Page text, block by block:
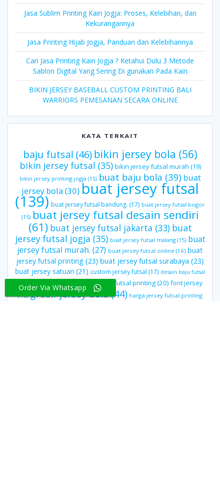
Jasa Sublim Printing Kain Jogja: Proses, Kelebihan, dan
Kekurangannya
Jasa Printing Hijab Jogja, Panduan dan Kelebihannya
Cari Jasa Printing Kain Jogja ? Ketahui Dulu 3 Metode
Sablon Digital Yang Sering Di gunakan Pada Kain
BIKIN JERSEY BASEBALL CUSTOM PRINTING BALI
WARRIORS PEMESANAN SECARA ONLINE
KATA TERKAIT
baju futsal (46) bikin jersey bola (56)
bikin jersey futsal (35) bikin jersey futsal murah (19)
bikin jersey printing jogja (15) buat baju bola (39) buat
jersey bola(30)buat jersey futsal
(139) buat jersey futsal bandung. (17) buat jersey futsal bogor
(15) buat jersey futsal desain sendiri
(61) buat jersey futsal jakarta (33) buat
jersey futsal jogja (35) buat jersey futsal malang(15) buat
jersey futsal murah. (27) buat jersey futsal online(16) buat
jersey futsal printing (23) buat jersey futsal surabaya (23)
buat jersey satuan (21) custom jersey futsal (17) desain baju futsal
terbaik di dunia (14) desain jersey futsal printing(20) font jersey
(18) grosir jersey bola(44) harga jersey futsal printing
Order Via Whatsapp